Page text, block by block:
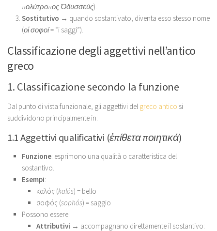
πολύτροπος Ὀδυσσεύς).
Sostitutivo → quando sostantivato, diventa esso stesso nome
(οἱ σοφοί= “i saggi”).
Classificazione degli aggettivi nell’antico
greco
1. Classificazione secondo la funzione
Dal punto di vista funzionale, gli aggettivi del greco antico si
suddividono principalmente in:
1.1 Aggettivi qualificativi (ἐπίθετα ποιητικά)
Funzione: esprimono una qualità o caratteristica del
sostantivo.
Esempi:
καλός (kalós) = bello
σοφός (sophós) = saggio
Possono essere:
Attributivi → accompagnano direttamente il sostantivo: